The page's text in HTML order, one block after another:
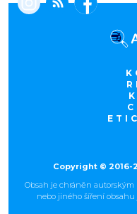
Copyright © 2016-
Obsah je chráněn
nebo jiného šíření